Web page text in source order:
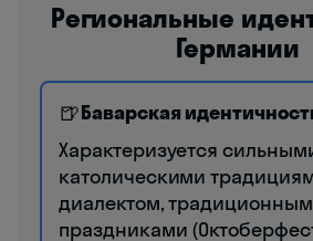
Региональные
Германии
🍺Баварская
Характеризуется
католическими
диалектом,
праздниками